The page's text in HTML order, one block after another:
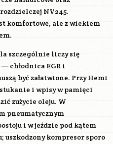
NV245.
komfortowe, ale z wiekiem
szczególnie liczy się
chłodnica EGR i
być załatwione. Przy Hemi
i wpisy w pamięci
zużycie oleju. W
pneumatycznym
i w jeździe pod kątem
uszkodzony kompresor sporo